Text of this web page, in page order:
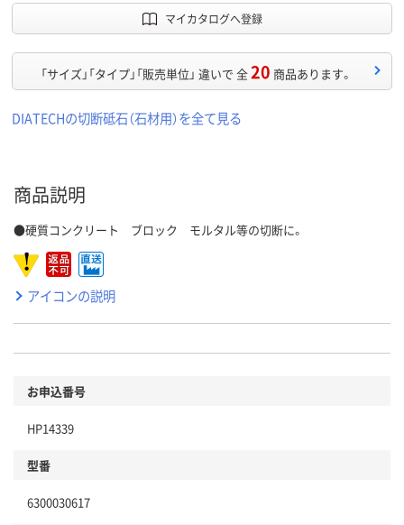
マイカタログへ登録
「サイズ」「タイプ」「販売単位」 違いで 全20 商品あります。
DIATECHの切断砥石（石材用）を全て見る
商品説明
●硬質コンクリート ブロック モルタル等の切断に。
アイコンの説明
お申込番号
HP14339
型番
6300030617